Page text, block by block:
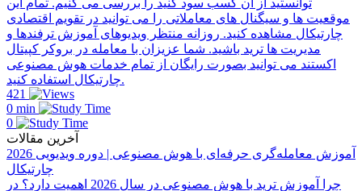
توانستید از آن کسب سود کنید را بررسی می کنیم. تمام این
موقعیت ها و سیگنال های معاملاتی را می توانید در تقویم اقتصادی
چارتیکال مشاهده کنید. روزانه منتظر ویدیوهای آموزش ترفندها و
مدیریت ها ترید باشید. شما عزیزان با معامله در بروکر کپیتال
اکستند می توانید بصورت رایگان از تمام خدمات هوش مصنوعی
چارتیکال استفاده کنید.
421
0 min
0
آخرین مقالات
آموزش معامله‌گری حرفه‌ای با هوش مصنوعی | دوره ویدیویی 2026
چارتیکال
چرا آموزش ترید با هوش مصنوعی در سال 2026 اهمیت دارد؟ در